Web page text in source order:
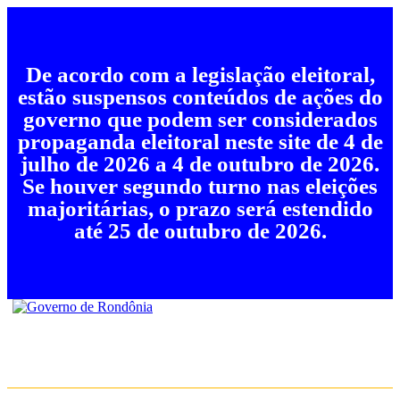
De acordo com a legislação eleitoral,
estão suspensos conteúdos de ações do
governo que podem ser considerados
propaganda eleitoral neste site de 4 de
julho de 2026 a 4 de outubro de 2026.
Se houver segundo turno nas eleições
majoritárias, o prazo será estendido
até 25 de outubro de 2026.